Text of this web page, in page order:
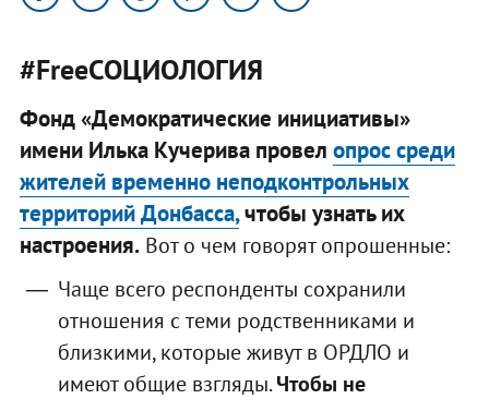
#FreeСОЦИОЛОГИЯ
Фонд «Демократические инициативы»
имени Илька Кучерива провел опрос среди
жителей временно неподконтрольных
территорий Донбасса,чтобы узнать их
настроения.Вот о чем говорят опрошенные:
Чаще всего респонденты сохранили
отношения с теми родственниками и
близкими, которые живут в ОРДЛО и
имеют общие взгляды.Чтобы не